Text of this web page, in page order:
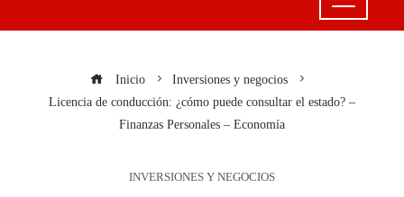
Inicio
Inversiones y negocios
Licencia de conducción: ¿cómo puede consultar el estado? –
Finanzas Personales – Economía
INVERSIONES Y NEGOCIOS